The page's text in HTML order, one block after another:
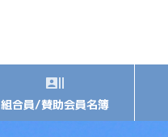
組合員/賛助会員名簿